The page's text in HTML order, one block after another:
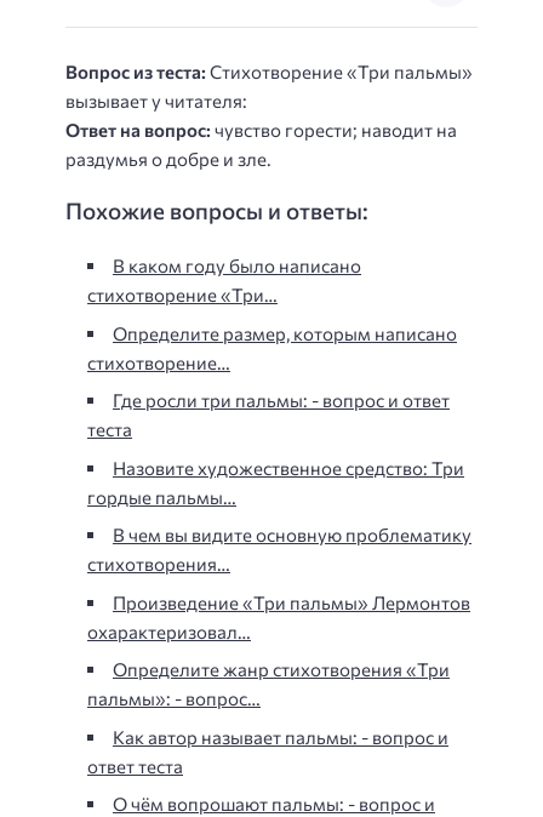
Вопрос из теста: Стихотворение «Три пальмы»
вызывает у читателя:
Ответ на вопрос: чувство горести; наводит на
раздумья о добре и зле.
Похожие вопросы и ответы:
В каком году было написано
стихотворение «Три…
Определите размер, которым написано
стихотворение…
Где росли три пальмы: - вопрос и ответ
теста
Назовите художественное средство: Три
гордые пальмы…
В чем вы видите основную проблематику
стихотворения…
Произведение «Три пальмы» Лермонтов
охарактеризовал…
Определите жанр стихотворения «Три
пальмы»: - вопрос…
Как автор называет пальмы: - вопрос и
ответ теста
О чём вопрошают пальмы: - вопрос и